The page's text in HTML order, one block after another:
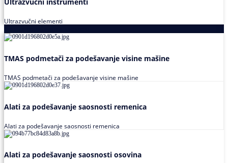
Ultrazvučni elementi
TMAS podmetači za podešavanje visine mašine
TMAS podmetači za podešavanje visine mašine
Alati za podešavanje saosnosti remenica
Alati za podešavanje saosnosti remenica
Alati za podešavanje saosnosti osovina